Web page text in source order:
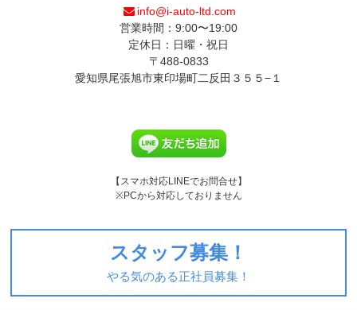
info@i-auto-ltd.com
営業時間：9:00〜19:00
定休日：日曜・祝日
〒488-0833
愛知県尾張旭市東印場町二反田３５５−１
【スマホ対応LINEでお問合せ】
※PCから対応しておりません
スタッフ募集！
やる気のある正社員募集！